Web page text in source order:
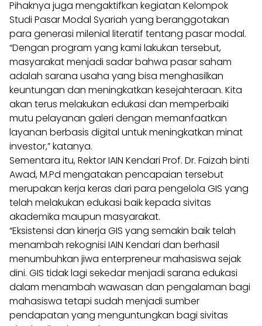
Pihaknya juga mengaktifkan kegiatan Kelompok
Studi Pasar Modal Syariah yang beranggotakan
para generasi milenial literatif tentang pasar modal.
“Dengan program yang kami lakukan tersebut,
masyarakat menjadi sadar bahwa pasar saham
adalah sarana usaha yang bisa menghasilkan
keuntungan dan meningkatkan kesejahteraan. Kita
akan terus melakukan edukasi dan memperbaiki
mutu pelayanan galeri dengan memanfaatkan
layanan berbasis digital untuk meningkatkan minat
investor,” katanya.
Sementara itu, Rektor IAIN Kendari Prof. Dr. Faizah binti
Awad, M.Pd mengatakan pencapaian tersebut
merupakan kerja keras dari para pengelola GIS yang
telah melakukan edukasi baik kepada sivitas
akademika maupun masyarakat.
“Eksistensi dan kinerja GIS yang semakin baik telah
menambah rekognisi IAIN Kendari dan berhasil
menumbuhkan jiwa enterpreneur mahasiswa sejak
dini. GIS tidak lagi sekedar menjadi sarana edukasi
dalam menambah wawasan dan pengalaman bagi
mahasiswa tetapi sudah menjadi sumber
pendapatan yang menguntungkan bagi sivitas